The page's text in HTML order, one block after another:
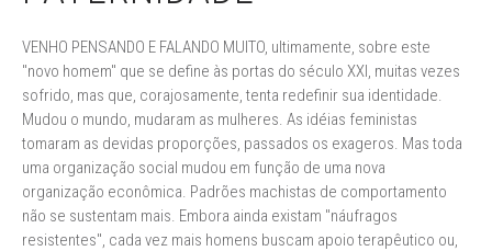
VENHO PENSANDO E FALANDO MUITO, ultimamente, sobre este
"novo homem" que se define às portas do século XXI, muitas vezes
sofrido, mas que, corajosamente, tenta redefinir sua identidade.
Mudou o mundo, mudaram as mulheres. As idéias feministas
tomaram as devidas proporções, passados os exageros. Mas toda
uma organização social mudou em função de uma nova
organização econômica. Padrões machistas de comportamento
não se sustentam mais. Embora ainda existam "náufragos
resistentes", cada vez mais homens buscam apoio terapêutico ou,